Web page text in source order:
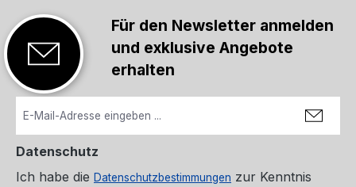
Für den Newsletter anmelden
und exklusive Angebote
erhalten
Datenschutz
Ich habe die Datenschutzbestimmungen zur Kenntnis